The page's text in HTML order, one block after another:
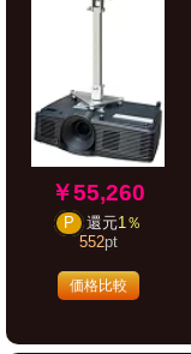
￥55,260
P 還元1％
552pt
価格比較